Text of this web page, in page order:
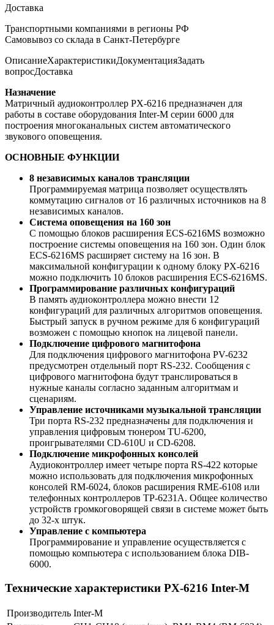
Доставка
Транспортными компаниями в регионы РФ
Самовывоз со склада в Санкт-Петербурге
ОписаниеХарактеристикиДокументацияЗадать
вопросДоставка
Назначение
Матричный аудиоконтроллер PX-6216 предназначен для
работы в составе оборудования Inter-M серии 6000 для
построения многоканальных систем автоматического
звукового оповещения.
ОСНОВНЫЕ ФУНКЦИИ
8 независимых каналов трансляции
Программируемая матрица позволяет осуществлять
коммутацию сигналов от 16 различных источников на 8
независимых каналов.
Система оповещения на 160 зон
С помощью блоков расширения ECS-6216MS возможно
построение системы оповещения на 160 зон. Один блок
ECS-6216MS расширяет систему на 16 зон. В
максимальной конфигурации к одному блоку PX-6216
можно подключить 10 блоков расширения ECS-6216MS.
Программирование различных конфигураций
В память аудиоконтроллера можно внести 12
конфигураций для различных алгоритмов оповещения.
Быстрый запуск в ручном режиме для 6 конфигураций
возможен с помощью кнопок на лицевой панели.
Подключение цифрового магнитофона
Для подключения цифрового магнитофона PV-6232
предусмотрен отдельный порт RS-232. Сообщения с
цифрового магнитофона будут транслироваться в
нужные каналы согласно заданным алгоритмам и
сценариям.
Управление источниками музыкальной трансляции
Три порта RS-232 предназначены для подключения и
управления цифровым тюнером TU-6200,
проигрывателями CD-610U и CD-6208.
Подключение микрофонных консолей
Аудиоконтроллер имеет четыре порта RS-422 которые
можно использовать для подключения микрофонных
консолей RM-6024, блоков расширения RME-6108 или
телефонных контроллеров TP-6231A. Общее количество
устройств громкоговорящей связи в системе может быть
до 32-х штук.
Управление с компьютера
Программирование и управление осуществляется с
помощью компьютера с использованием блока DIB-
6000.
Технические характеристики PX-6216 Inter-M
Производитель Inter-M